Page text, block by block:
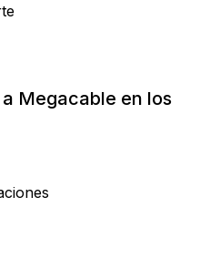
Megacable en los